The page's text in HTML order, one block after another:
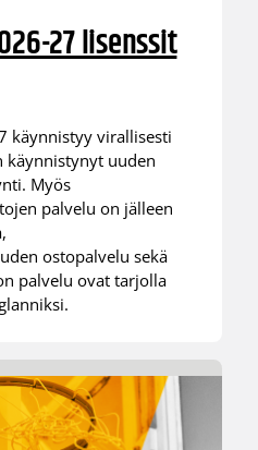
27 lisenssit
käynnistyy virallisesti
käynnistynyt uuden
Myös
palvelu on jälleen
ostopalvelu sekä
palvelu ovat tarjolla